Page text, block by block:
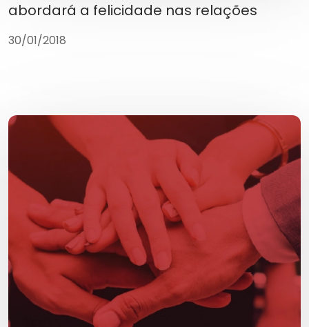
abordará a felicidade nas relações
30/01/2018